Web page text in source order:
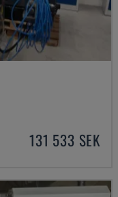
131 533 SEK